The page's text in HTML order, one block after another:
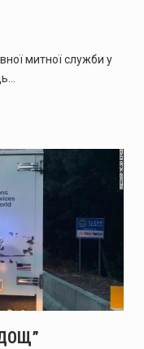
митної служби у